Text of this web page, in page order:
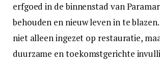
erfgoed in de binnenstad van
behouden en nieuw leven in te
niet alleen ingezet op restauratie,
duurzame en toekomstgerichte